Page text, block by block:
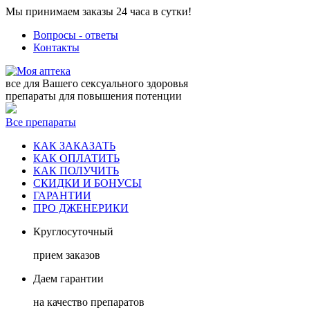
Мы принимаем заказы 24 часа в сутки!
Вопросы - ответы
Контакты
все для Вашего сексуального здоровья
препараты для повышения потенции
Все препараты
КАК ЗАКАЗАТЬ
КАК ОПЛАТИТЬ
КАК ПОЛУЧИТЬ
СКИДКИ И БОНУСЫ
ГАРАНТИИ
ПРО ДЖЕНЕРИКИ
Круглосуточный
прием заказов
Даем гарантии
на качество препаратов